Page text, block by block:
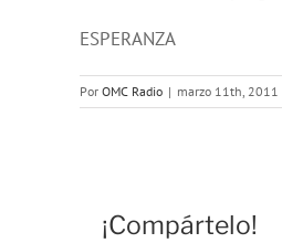
ESPERANZA
Por OMC Radio | marzo 11th, 2011
¡Compártelo!